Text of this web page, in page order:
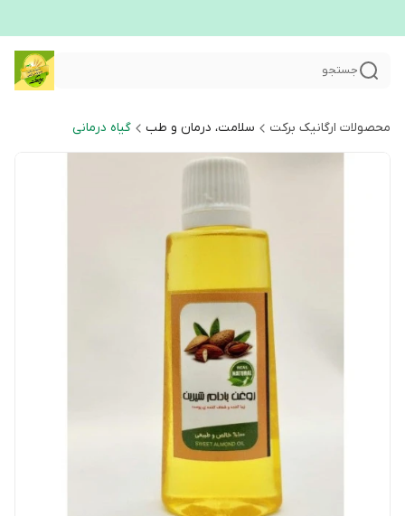
جستجو
محصولات ارگانیک برکت سلامت، درمان و طب گیاه درمانی